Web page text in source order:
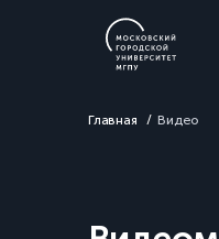
Главная Видео